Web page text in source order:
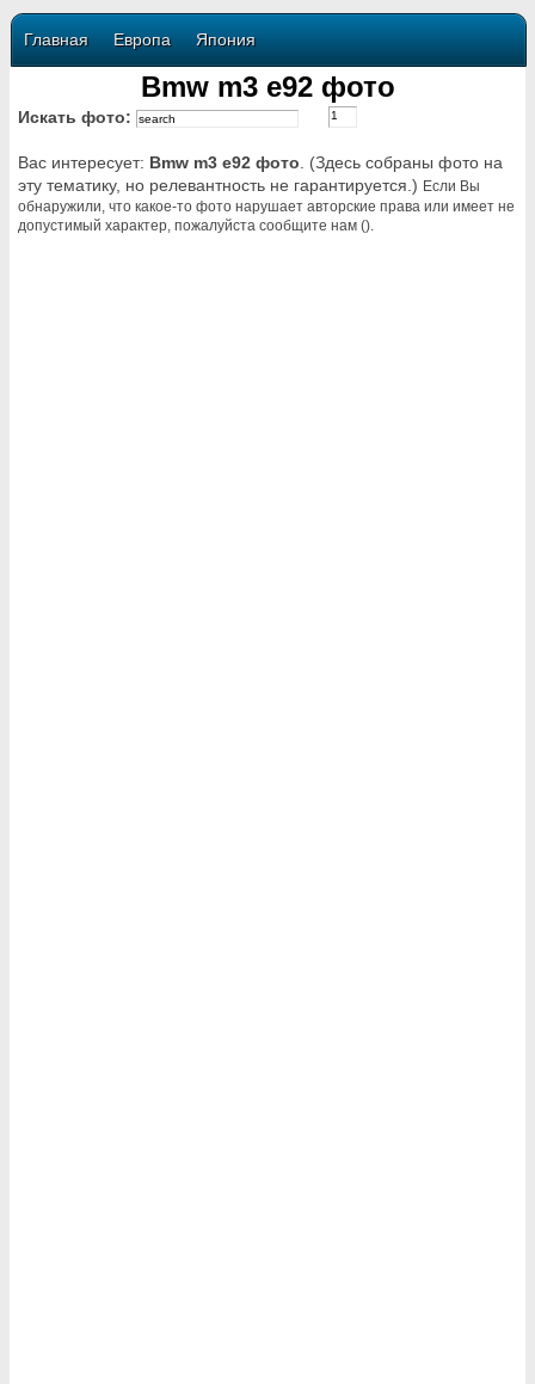
Главная Европа Япония
Bmw m3 e92 фото
Искать фото:
Вас интересует: Bmw m3 e92 фото . (Здесь собраны фото на
эту тематику, но релевантность не гарантируется.) Если Вы
обнаружили, что какое-то фото нарушает авторские права или имеет не
допустимый характер, пожалуйста сообщите нам ().